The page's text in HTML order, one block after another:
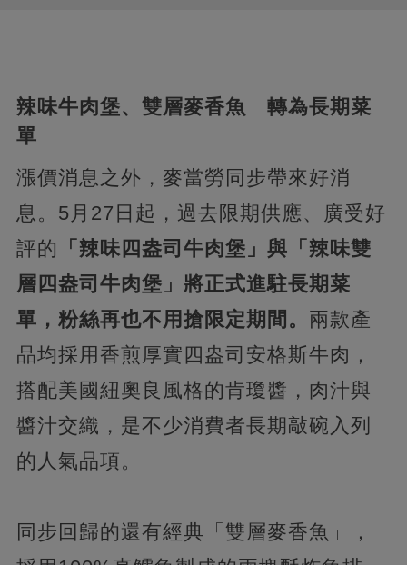
辣味牛肉堡、雙層麥香魚 轉為長期菜
單
漲價消息之外，麥當勞同步帶來好消
息。5月27日起，過去限期供應、廣受好
評的
「辣味四盎司牛肉堡」與「辣味雙
層四盎司牛肉堡」將正式進駐長期菜
單，粉絲再也不用搶限定期間。 兩款產
品均採用香煎厚實四盎司安格斯牛肉，
搭配美國紐奧良風格的肯瓊醬，肉汁與
醬汁交織，是不少消費者長期敲碗入列
的人氣品項。
同步回歸的還有經典「雙層麥香魚」，